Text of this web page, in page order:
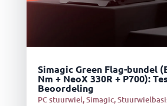
Simagic Green Flag-bundel
Nm + NeoX 330R + P700):
Beoordeling
PC stuurwiel,Simagic,